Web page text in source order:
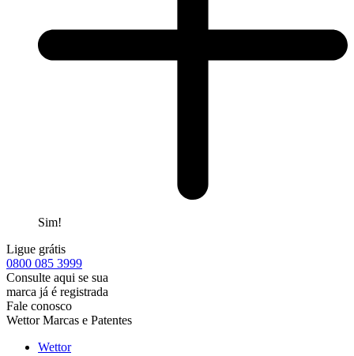
Sim!
Ligue grátis
0800 085 3999
Consulte aqui se sua
marca já é registrada
Fale conosco
Wettor Marcas e Patentes
Wettor